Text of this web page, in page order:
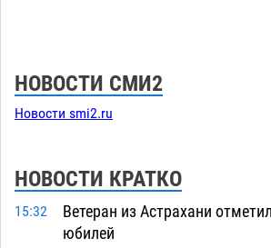
НОВОСТИ СМИ2
Новости smi2.ru
НОВОСТИ КРАТКО
15:32
Ветеран из Астрахани
юбилей